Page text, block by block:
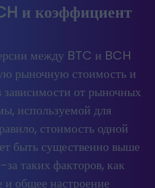
и коэффициент
между BTC и BCH
рыночную стоимость и
зависимости от рыночных
используемой для
стоимость одной
быть существенно выше
таких факторов, как
и общее настроение